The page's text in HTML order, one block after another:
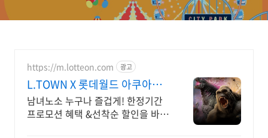
https://m.lotteon.com 광고
L.TOWN X 롯데월드 아쿠아리
움&서울스카이 특가
남녀노소 누구나 즐겁게! 한정기간
프로모션 혜택 &선착순 할인을 바로